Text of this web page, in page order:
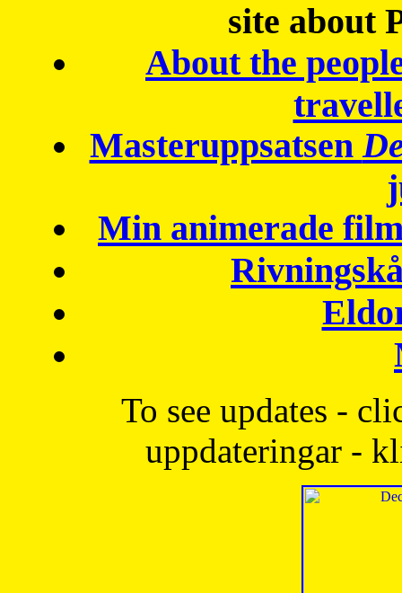
site about
About the
Masteruppsatsen
Min animerade
To see updates -
uppdateringar -